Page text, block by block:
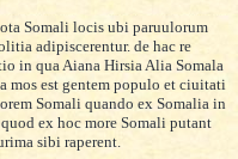
Somali locis ubi paruulorum
adipiscerentur. de hac re
in qua Aiana Hirsia Alia Somala
mos est gentem populo et ciuitati
Somali quando ex Somalia in
ex hoc more Somali putant
sibi raperent.